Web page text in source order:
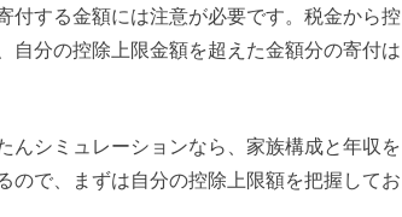
付する金額には注意が必要です。税金から控
自分の控除上限金額を超えた金額分の寄付は
んシミュレーションなら、家族構成と年収を
ので、まずは自分の控除上限額を把握してお